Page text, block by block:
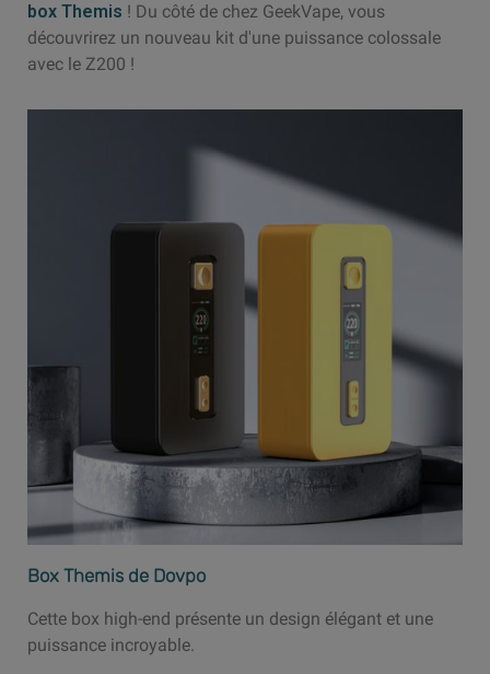
box Themis ! Du côté de chez GeekVape, vous
découvrirez un nouveau kit d'une puissance colossale
avec le Z200 !
Box Themis de Dovpo
Cette box high-end présente un design élégant et une
puissance incroyable.